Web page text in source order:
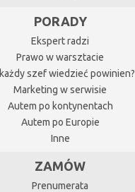
PORADY
Ekspert radzi
Prawo w warsztacie
szef wiedzieć powinien?
Marketing w serwisie
Autem po kontynentach
Autem po Europie
Inne
ZAMÓW
Prenumerata